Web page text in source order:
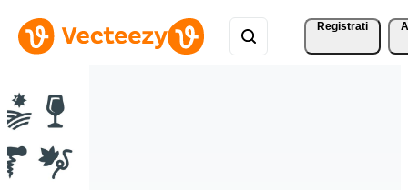
Registrati